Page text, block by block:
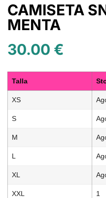
CAMISETA
MENTA
30.00 €
Talla
XS
S
M
L
XL
XXL 1